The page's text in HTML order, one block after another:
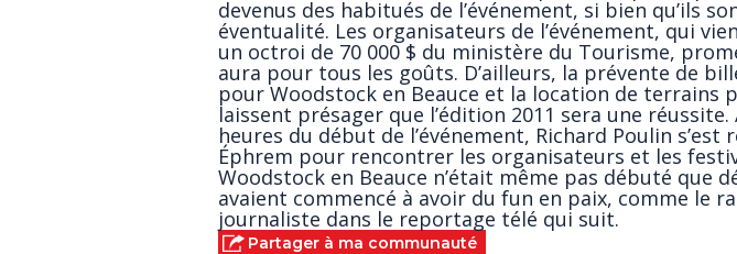
devenus des habitués de l’événement, si bien qu’ils
éventualité. Les organisateurs de l’événement, qui
un octroi de 70 000 $ du ministère du Tourisme,
aura pour tous les goûts. D’ailleurs, la prévente de
pour Woodstock en Beauce et la location de terrains
laissent présager que l’édition 2011 sera une réussite.
heures du début de l’événement, Richard Poulin s’est
Éphrem pour rencontrer les organisateurs et les
Woodstock en Beauce n’était même pas débuté que
avaient commencé à avoir du fun en paix, comme le
journaliste dans le reportage télé qui suit.
Partager à ma communauté